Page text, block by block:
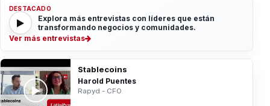
DESTACADO
Explora más entrevistas con líderes que están
transformando negocios y comunidades.
Ver más entrevistas
Stablecoins
Harold Puentes
Rapyd - CFO